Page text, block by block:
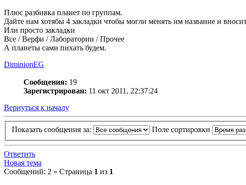
Плюс разбивка планет по группам.
Дайте нам хотябы 4 закладки чтобы могли менять им название и
Или просто закладки
Все / Верфи / Лаборатории / Прочее
А планеты сами пихать будем.
DiminionEG
Сообщения: 19
Зарегистрирован: 11 окт 2011, 22:37:24
Вернуться к началу
Показать сообщения за: Поле сортировки
Ответить
Новая тема
Сообщений: 2 » Страница 1 из 1